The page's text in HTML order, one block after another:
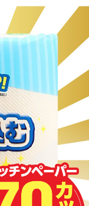
配送】キッチンタオル
タオル70カット（4ロー
【隔月配送】キッチンタ
【隔月配送】キッ